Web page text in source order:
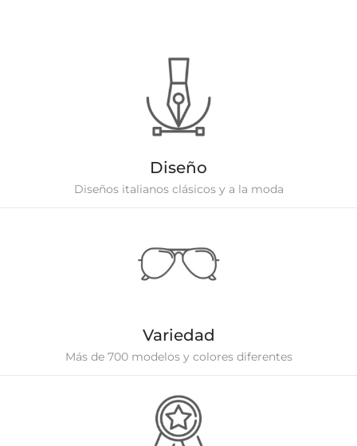
Diseño
Diseños italianos clásicos y a la moda
Variedad
Más de 700 modelos y colores diferentes